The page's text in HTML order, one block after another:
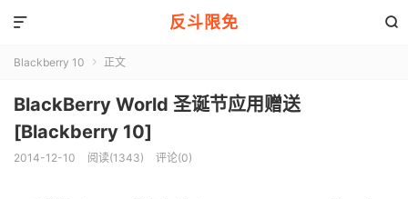
反斗限免 

Blackberry 10  正文
BlackBerry World 圣诞节应用赠送
[Blackberry 10]
2014-12-10 阅读(1343) 评论(0)